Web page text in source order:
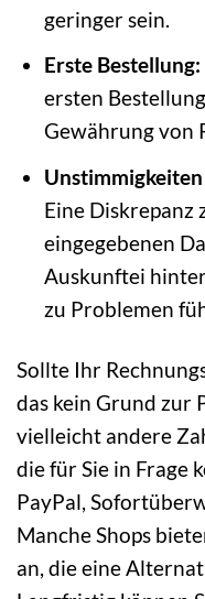
geringer sein.
Erste Bestellung:
ersten
Gewährung von
Eine Diskrepanz
eingegebenen
Auskunftei
zu Problemen
Sollte Ihr
das kein Grund zur
vielleicht andere
die für Sie in Frage
PayPal,
Manche Shops
an, die eine